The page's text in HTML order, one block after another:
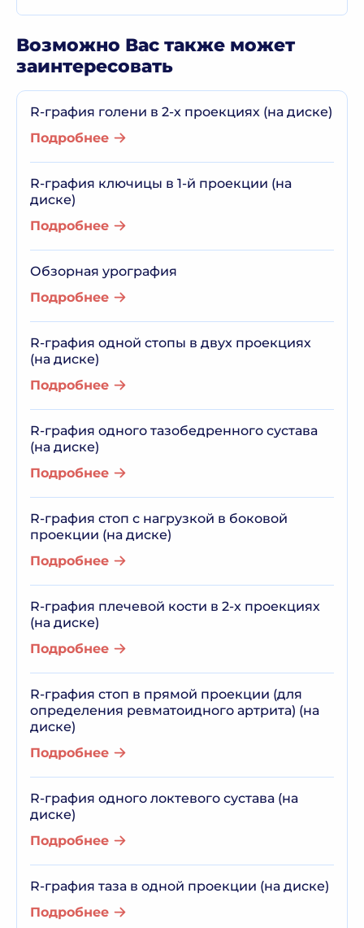
Возможно Вас также может
заинтересовать
R-графия голени в 2-х проекциях (на диске)
Подробнее
R-графия ключицы в 1-й проекции (на
диске)
Подробнее
Обзорная урография
Подробнее
R-графия одной стопы в двух проекциях
(на диске)
Подробнее
R-графия одного тазобедренного сустава
(на диске)
Подробнее
R-графия стоп с нагрузкой в боковой
проекции (на диске)
Подробнее
R-графия плечевой кости в 2-х проекциях
(на диске)
Подробнее
R-графия стоп в прямой проекции (для
определения ревматоидного артрита) (на
диске)
Подробнее
R-графия одного локтевого сустава (на
диске)
Подробнее
R-графия таза в одной проекции (на диске)
Подробнее